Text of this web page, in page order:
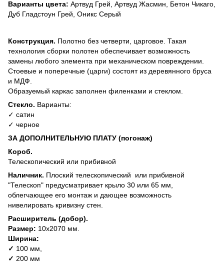
Варианты цвета: Артвуд Грей, Артвуд Жасмин, Бетон Чикаго,
Дуб Гладстоун Грей, Оникс Серый
Конструкция. Полотно без четверти, царговое. Такая
технология сборки полотен обеспечивает возможность
замены любого элемента при механическом повреждении.
Стоевые и поперечные (царги) состоят из деревянного бруса
и МДФ.
Образуемый каркас заполнен филенками и стеклом.
Стекло. Варианты:
✓ сатин
✓ черное
ЗА ДОПОЛНИТЕЛЬНУЮ ПЛАТУ (погонаж)
Короб.
Телескопический или прибивной
Наличник. Плоский телескопический или прибивной
"Телескоп" предусматривает крыло 30 или 65 мм,
облегчающее его монтаж и дающее возможность
нивелировать кривизну стен.
Расширитель (добор).
Размер: 10х2070 мм.
Ширина:
✓ 100 мм,
✓ 200 мм